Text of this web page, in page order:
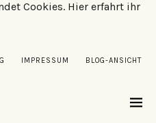
Cookies. Hier erfahrt ihr
IMPRESSUM BLOG-ANSICHT